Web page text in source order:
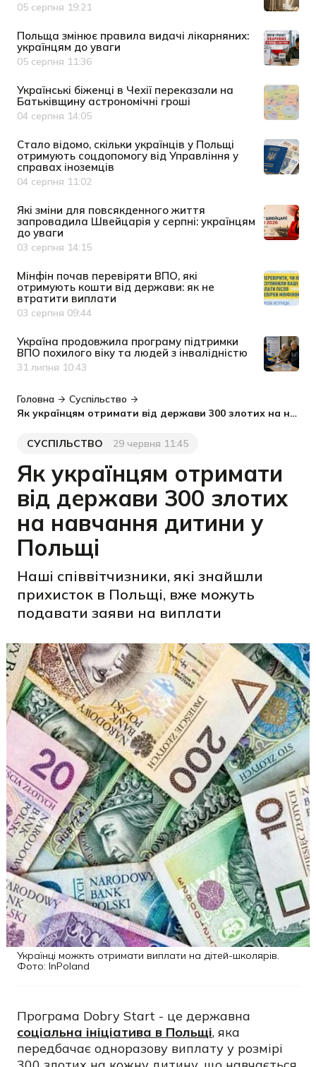
Дата публікації
05 серпня 19:21
Польща змінює правила видачі лікарняних:
українцям до уваги
Дата публікації
05 серпня 11:36
Українські біженці в Чехії переказали на
Батьківщину астрономічні гроші
Дата публікації
04 серпня 14:05
Cтало відомо, скільки українців у Польщі
отримують соцдопомогу від Управління у
справах іноземців
Дата публікації
04 серпня 11:02
Які зміни для повсякденного життя
запровадила Швейцарія у серпні: українцям
до уваги
Дата публікації
03 серпня 14:15
Мінфін почав перевіряти ВПО, які
отримують кошти від держави: як не
втратити виплати
Дата публікації
03 серпня 09:44
Україна продовжила програму підтримки
ВПО похилого віку та людей з інвалідністю
Дата публікації
31 липня 10:43
Головна
Суспільство
Як українцям отримати від держави 300 злотих на навчання дитини у Польщі
Категорія
СУСПІЛЬСТВО
Дата публікації29 червня 11:45
Як українцям отримати
від держави 300 злотих
на навчання дитини у
Польщі
Наші співвітчизники, які знайшли
прихисток в Польщі, вже можуть
подавати заяви на виплати
Українці можкть отримати виплати на дітей-школярів.
Фото: InPoland
Програма Dobry Start - це державна
соціальна ініціатива в Польщі, яка
передбачає одноразову виплату у розмірі